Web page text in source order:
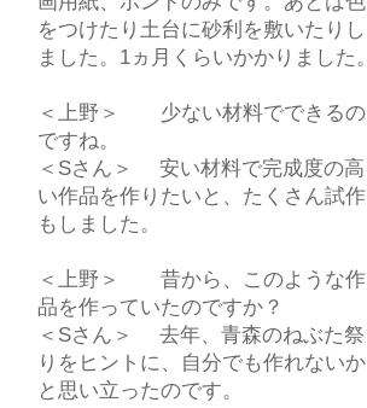
をつけたり土台に砂利を敷いたりし
ました。1ヵ月くらいかかりました。
＜上野＞ 少ない材料でできるの
ですね。
＜Sさん＞ 安い材料で完成度の高
い作品を作りたいと、たくさん試作
もしました。
＜上野＞ 昔から、このような作
品を作っていたのですか？
＜Sさん＞ 去年、青森のねぶた祭
りをヒントに、自分でも作れないか
と思い立ったのです。